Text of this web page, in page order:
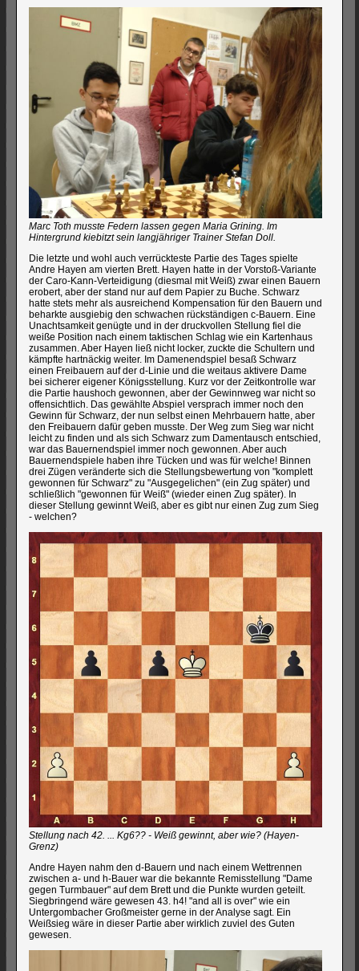
Marc Toth musste Federn lassen gegen Maria Grining. Im
Hintergrund kiebitzt sein langjähriger Trainer Stefan Doll.
Die letzte und wohl auch verrückteste Partie des Tages spielte
Andre Hayen am vierten Brett. Hayen hatte in der Vorstoß-Variante
der Caro-Kann-Verteidigung (diesmal mit Weiß) zwar einen Bauern
erobert, aber der stand nur auf dem Papier zu Buche. Schwarz
hatte stets mehr als ausreichend Kompensation für den Bauern und
beharkte ausgiebig den schwachen rückständigen c-Bauern. Eine
Unachtsamkeit genügte und in der druckvollen Stellung fiel die
weiße Position nach einem taktischen Schlag wie ein Kartenhaus
zusammen. Aber Hayen ließ nicht locker, zuckte die Schultern und
kämpfte hartnäckig weiter. Im Damenendspiel besaß Schwarz
einen Freibauern auf der d-Linie und die weitaus aktivere Dame
bei sicherer eigener Königsstellung. Kurz vor der Zeitkontrolle war
die Partie haushoch gewonnen, aber der Gewinnweg war nicht so
offensichtlich. Das gewählte Abspiel versprach immer noch den
Gewinn für Schwarz, der nun selbst einen Mehrbauern hatte, aber
den Freibauern dafür geben musste. Der Weg zum Sieg war nicht
leicht zu finden und als sich Schwarz zum Damentausch entschied,
war das Bauernendspiel immer noch gewonnen. Aber auch
Bauernendspiele haben ihre Tücken und was für welche! Binnen
drei Zügen veränderte sich die Stellungsbewertung von "komplett
gewonnen für Schwarz" zu "Ausgegelichen" (ein Zug später) und
schließlich "gewonnen für Weiß" (wieder einen Zug später). In
dieser Stellung gewinnt Weiß, aber es gibt nur einen Zug zum Sieg
- welchen?
Stellung nach 42. ... Kg6?? - Weiß gewinnt, aber wie? (Hayen-
Grenz)
Andre Hayen nahm den d-Bauern und nach einem Wettrennen
zwischen a- und h-Bauer war die bekannte Remisstellung "Dame
gegen Turmbauer" auf dem Brett und die Punkte wurden geteilt.
Siegbringend wäre gewesen 43. h4! "and all is over" wie ein
Untergombacher Großmeister gerne in der Analyse sagt. Ein
Weißsieg wäre in dieser Partie aber wirklich zuviel des Guten
gewesen.